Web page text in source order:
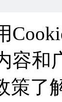
和广
策了